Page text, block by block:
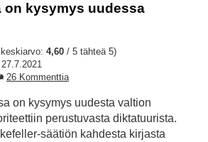
on kysymys uudessa
4,60 / 5 tähteä 5)
27.7.2021
26 Kommenttia
on kysymys uudesta valtion
perustuvasta diktatuurista.
säätiön kahdesta kirjasta